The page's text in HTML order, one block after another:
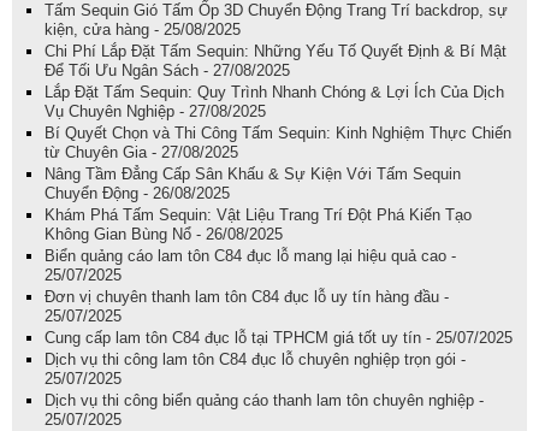
Tấm Sequin Gió Tấm Ốp 3D Chuyển Động Trang Trí backdrop, sự
kiện, cửa hàng - 25/08/2025
Chi Phí Lắp Đặt Tấm Sequin: Những Yếu Tố Quyết Định & Bí Mật
Để Tối Ưu Ngân Sách - 27/08/2025
Lắp Đặt Tấm Sequin: Quy Trình Nhanh Chóng & Lợi Ích Của Dịch
Vụ Chuyên Nghiệp - 27/08/2025
Bí Quyết Chọn và Thi Công Tấm Sequin: Kinh Nghiệm Thực Chiến
từ Chuyên Gia - 27/08/2025
Nâng Tầm Đẳng Cấp Sân Khấu & Sự Kiện Với Tấm Sequin
Chuyển Động - 26/08/2025
Khám Phá Tấm Sequin: Vật Liệu Trang Trí Đột Phá Kiến Tạo
Không Gian Bùng Nổ - 26/08/2025
Biển quảng cáo lam tôn C84 đục lỗ mang lại hiệu quả cao -
25/07/2025
Đơn vị chuyên thanh lam tôn C84 đục lỗ uy tín hàng đầu -
25/07/2025
Cung cấp lam tôn C84 đục lỗ tại TPHCM giá tốt uy tín - 25/07/2025
Dịch vụ thi công lam tôn C84 đục lỗ chuyên nghiệp trọn gói -
25/07/2025
Dịch vụ thi công biển quảng cáo thanh lam tôn chuyên nghiệp -
25/07/2025